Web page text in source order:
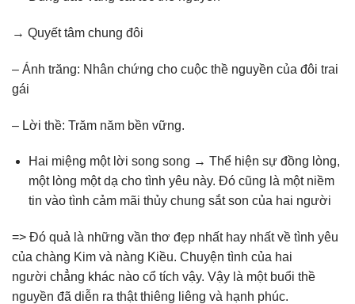
→ Quyết tâm chung đôi
– Ánh trăng: Nhân chứng cho cuộc thề nguyền của đôi trai
gái
– Lời thề: Trăm năm bền vững.
Hai miệng một lời song song → Thể hiện sự đồng lòng,
một lòng một dạ cho tình yêu này. Đó cũng là một niềm
tin vào tình cảm mãi thủy chung sắt son của hai người
=> Đó quả là những vần thơ đẹp nhất hay nhất về tình yêu
của chàng Kim và nàng Kiều. Chuyện tình của hai
người chẳng khác nào cổ tích vậy. Vậy là một buổi thề
nguyền đã diễn ra thật thiêng liêng và hạnh phúc.